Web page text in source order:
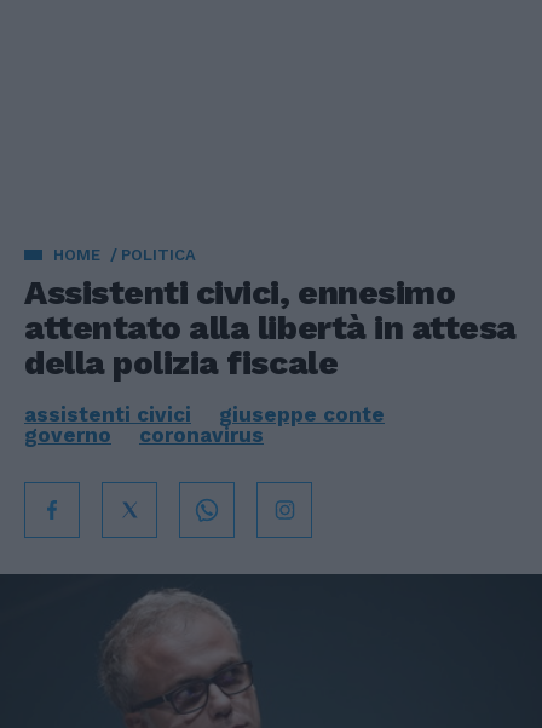
HOME POLITICA
Assistenti civici, ennesimo
attentato alla libertà in attesa
della polizia fiscale
assistenti civici
giuseppe conte
governo
coronavirus